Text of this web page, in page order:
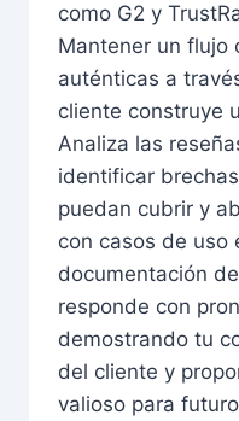
como G2 y
Mantener un flujo
auténticas a
cliente construye
Analiza las
identificar
puedan cubrir y
con casos de uso
documentación
responde con
demostrando tu
del cliente y
valioso para